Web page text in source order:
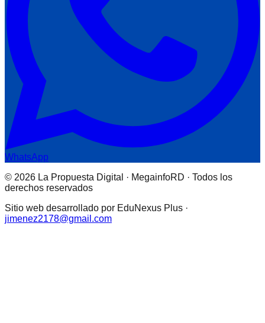
WhatsApp
© 2026 La Propuesta Digital · MegainfoRD · Todos los
derechos reservados
Sitio web desarrollado por EduNexus Plus ·
jimenez2178@gmail.com